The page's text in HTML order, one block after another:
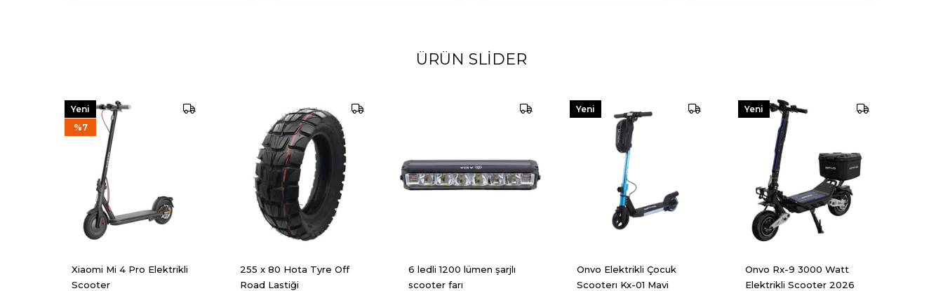
ÜRÜN SLIDER
Xiaomi Mi 4 Pro Elektrikli
Scooter
Yeni
Ürün
%7
255 x 80 Hota Tyre Off
Road Lastiği
6 ledli 1200 lümen şarjlı
scooter farı
Onvo Elektrikli Çocuk
Scooterı Kx-01 Mavi
Yeni
Onvo Rx-9 3000 Watt
Elektrikli Scooter 2026
Yeni